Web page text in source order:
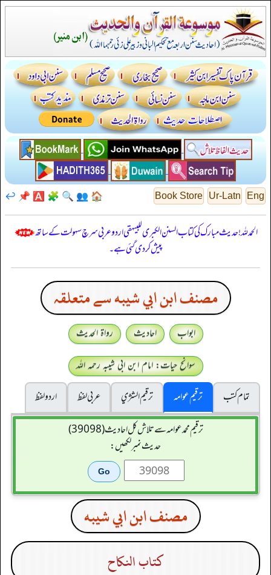
Eng
Ur-Latn
Book Store
🏠
👥
🔍
🧩
🅰️
📌
↩️
الحمدللہ! حدیث مبارک کی کتاب السنن الكبرى للبيهقي اردو عربی سرچ سہولت کے ساتھ
پیش کر دی گئی ہے۔
مصنف ابن ابي شيبه سے متعلقہ
ابواب احادیث
رواۃ الحدیث
سوانح حیات: امام ابن ابی شیبہ رحمہ اللہ
تمام کتب
ترقیم عوامہ ترقيم الشژي عربی لفظ
اردو لفظ
ترقیم محمدعوامہ سے تلاش کل احادیث (39098)
حدیث نمبر لکھیں:
مصنف ابن ابي شيبه
كتاب النكاح